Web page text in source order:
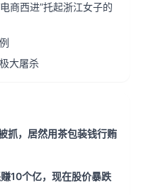
商西进”托起浙江女子的
大屠杀
抓，居然用茶包装钱行贿
10个亿，现在股价暴跌